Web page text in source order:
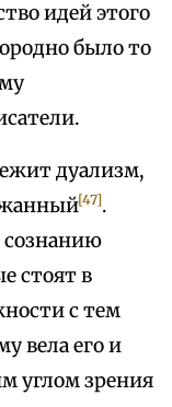
идей этого
было то
дуализм,
[47].
стоят в
с тем
вела его и
углом зрения